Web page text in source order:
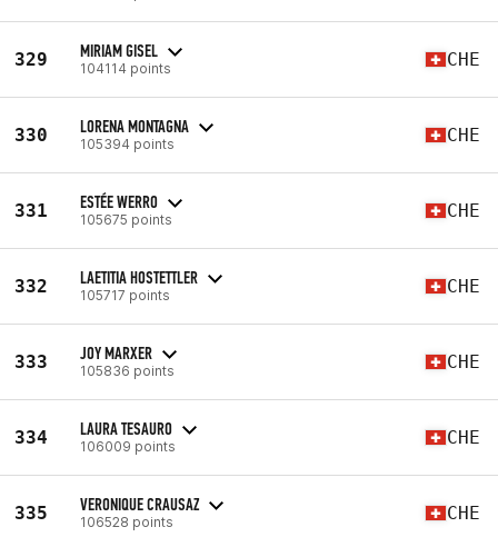
329 MIRIAM GISEL
104114 points CHE
330 LORENA MONTAGNA
105394 points CHE
331 ESTÉE WERRO
105675 points CHE
332 LAETITIA HOSTETTLER
105717 points CHE
333 JOY MARXER
105836 points CHE
334 LAURA TESAURO
106009 points CHE
335 VERONIQUE CRAUSAZ
106528 points CHE